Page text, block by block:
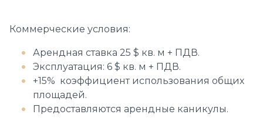
Коммерческие условия:
Арендная ставка 25 $ кв. м + ПДВ.
Эксплуатация: 6 $ кв. м + ПДВ.
+15% коэффициент использования общих
площадей.
Предоставляются арендные каникулы.